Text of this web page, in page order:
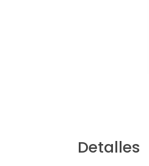
Detalles